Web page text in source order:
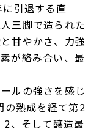
引退する直
三脚で造られた
甘やかさ、力強
が絡み合い、最
ルの強さを感じ
の熟成を経て第2
、そして醸造最